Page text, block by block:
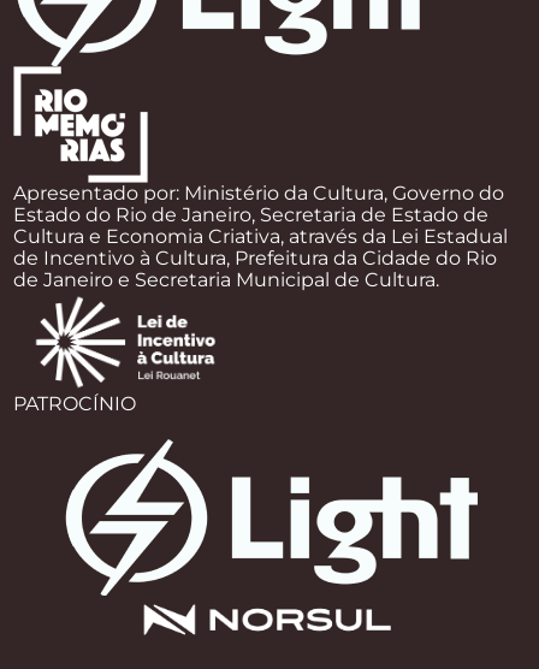
Apresentado por: Ministério da Cultura, Governo do
Estado do Rio de Janeiro, Secretaria de Estado de
Cultura e Economia Criativa, através da Lei Estadual
de Incentivo à Cultura, Prefeitura da Cidade do Rio
de Janeiro e Secretaria Municipal de Cultura.
PATROCÍNIO